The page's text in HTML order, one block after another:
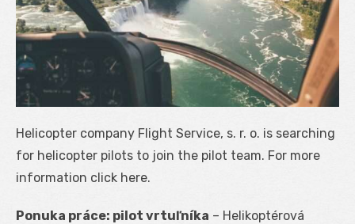
Helicopter company Flight Service, s. r. o. is searching
for helicopter pilots to join the pilot team. For more
information click here.
Ponuka práce: pilot vrtuľníka – Helikoptérová